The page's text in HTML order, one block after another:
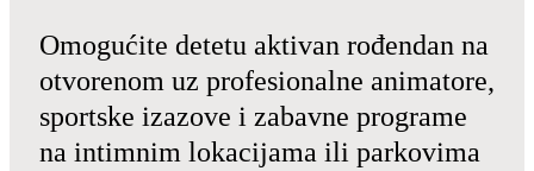
Omogućite detetu aktivan rođendan na
otvorenom uz profesionalne animatore,
sportske izazove i zabavne programe
na intimnim lokacijama ili parkovima